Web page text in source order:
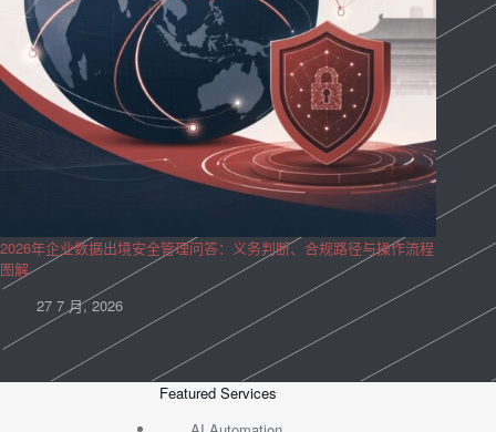
2026年企业数据出境安全管理问答：义务判断、合规路径与操作流程
图解
27 7 月, 2026
Featured Services